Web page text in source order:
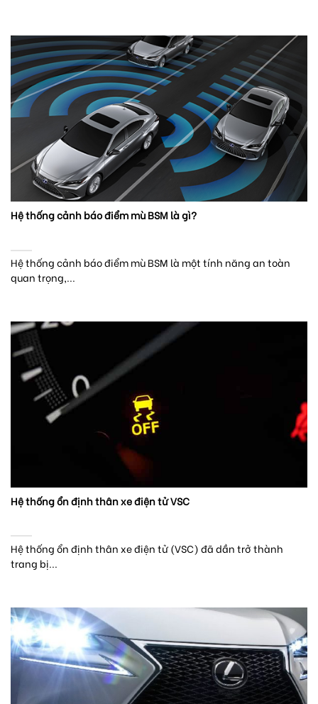
Hệ thống cảnh báo điểm mù BSM là gì?
Hệ thống cảnh báo điểm mù BSM là một tính năng an toàn
quan trọng,...
Hệ thống ổn định thân xe điện tử VSC
Hệ thống ổn định thân xe điện tử (VSC) đã dần trở thành
trang bị...